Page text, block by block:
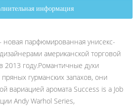
информация
новая парфюмированная унисекс-
американской торговой
2013 году.Романтичные духи
гурманских запахов, они
вариацией аромата Success is a Job
Andy Warhol Series,